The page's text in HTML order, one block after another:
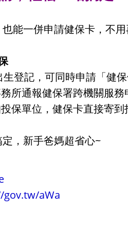
能一併申請健保卡，不
登記，可同時申請「健
所通報健保署跨機關服務
保單位，健保卡直接寄到
定，新手爸媽超省心~
aWa